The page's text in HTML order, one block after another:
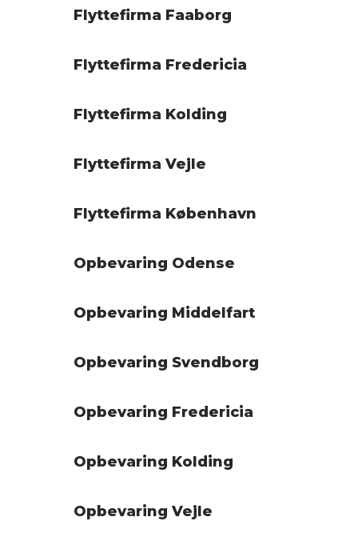
Flyttefirma Faaborg
Flyttefirma Fredericia
Flyttefirma Kolding
Flyttefirma Vejle
Flyttefirma København
Opbevaring Odense
Opbevaring Middelfart
Opbevaring Svendborg
Opbevaring Fredericia
Opbevaring Kolding
Opbevaring Vejle